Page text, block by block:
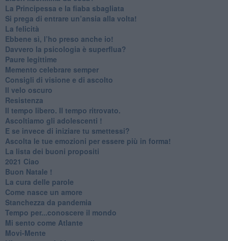
​La Principessa e la fiaba sbagliata
Si prega di entrare un’ansia alla volta!
​La felicità
​Ebbene sì, l’ho preso anche io!
​Davvero la psicologia è superflua?
Paure legittime
​Memento celebrare semper
​Consigli di visione e di ascolto
​Il velo oscuro
Resistenza
​Il tempo libero. Il tempo ritrovato.
Ascoltiamo gli adolescenti !
​E se invece di iniziare tu smettessi?
​Ascolta le tue emozioni per essere più in forma!
​La lista dei buoni propositi
2021 Ciao
Buon Natale !
​La cura delle parole
​Come nasce un amore
Stanchezza da pandemia
​Tempo per...conoscere il mondo
​Mi sento come Atlante
​Movi-Mente